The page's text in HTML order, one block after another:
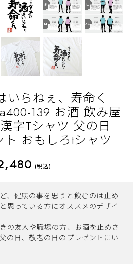
いらねぇ、寿命く
139 お酒 飲み屋
字Tシャツ 父の日
おもしろtシャツ
(税込)
、健康の事を思うと飲むのは止め
思っている方にオススメのデザイ
の友人や職場の方、お酒を止めさ
の日、敬老の日のプレゼントにい